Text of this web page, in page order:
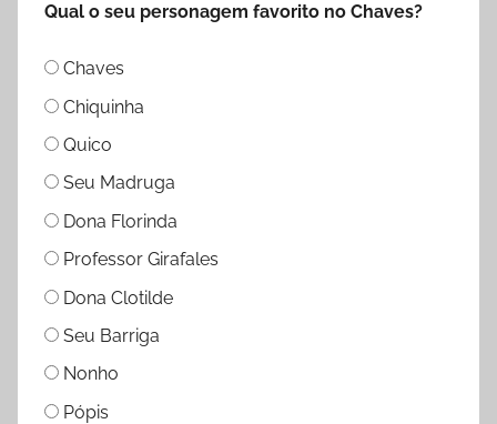
Qual o seu personagem favorito no Chaves?
Chaves
Chiquinha
Quico
Seu Madruga
Dona Florinda
Professor Girafales
Dona Clotilde
Seu Barriga
Nonho
Pópis